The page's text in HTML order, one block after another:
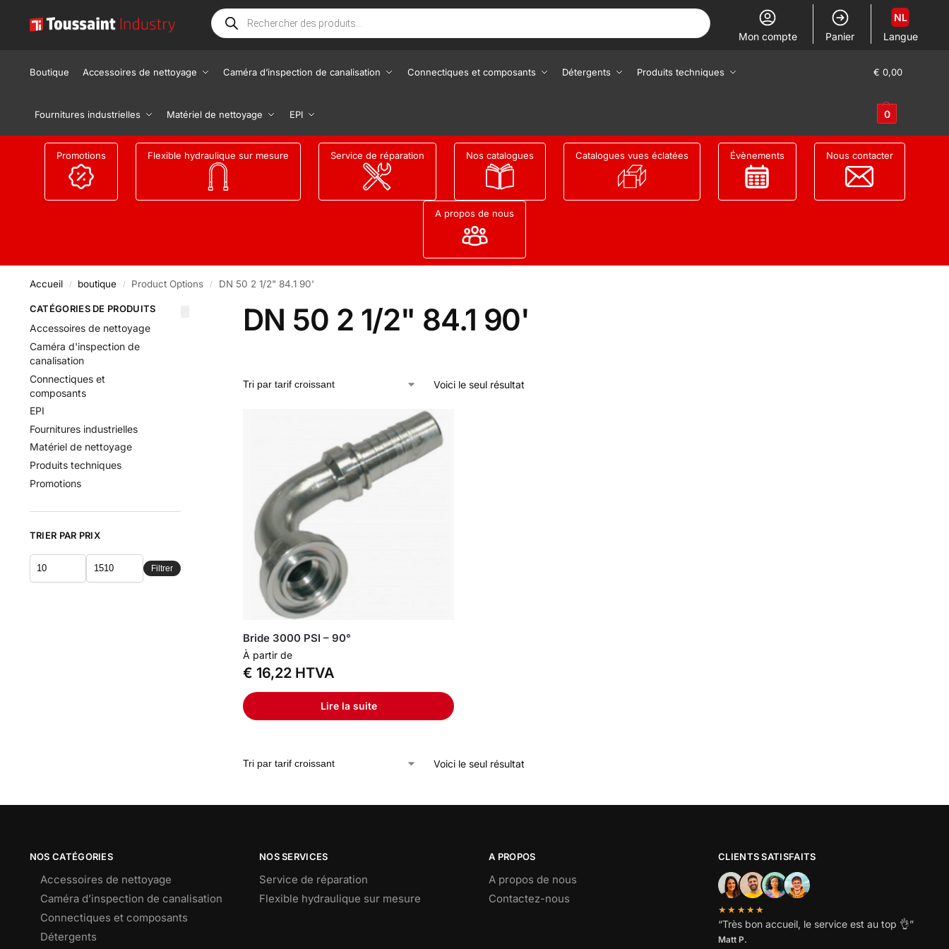
Mon compte Panier Langue
NL
Boutique Accessoires de nettoyage Caméra d’inspection de canalisation Connectiques et composants Détergents Produits techniques
Fournitures industrielles Matériel de nettoyage EPI
€ 0,00
0
Promotions Flexible hydraulique sur mesure Service de réparation Nos catalogues Catalogues vues éclatées Évènements Nous contacter
A propos de nous
Accueil / boutique / Product Options / DN 50 2 1/2" 84.1 90'
DN 50 2 1/2" 84.1 90'
Voici le seul résultat
Bride 3000 PSI – 90°
À partir de
€ 16,22 HTVA
Lire la suite
Voici le seul résultat
CATÉGORIES DE PRODUITS
Accessoires de nettoyage
Caméra d'inspection de
canalisation
Connectiques et
composants
EPI
Fournitures industrielles
Matériel de nettoyage
Produits techniques
Promotions
TRIER PAR PRIX
Filtrer
NOS CATÉGORIES
Accessoires de nettoyage
Caméra d’inspection de canalisation
Connectiques et composants
Détergents
NOS SERVICES
Service de réparation
Flexible hydraulique sur mesure
A PROPOS
A propos de nous
Contactez-nous
CLIENTS SATISFAITS
★★★★★
“Très bon accueil, le service est au top 👌”
Matt P.